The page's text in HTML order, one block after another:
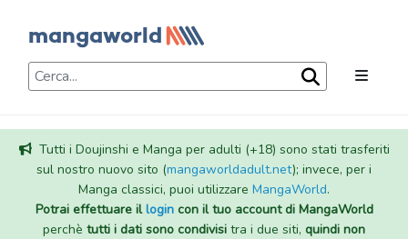
Tutti i Doujinshi e Manga per adulti (+18) sono stati trasferiti
sul nostro nuovo sito (mangaworldadult.net); invece, per i
Manga classici, puoi utilizzare MangaWorld.
Potrai effettuare illogincon il tuo account di MangaWorld
perchè tutti i dati sono condivisi tra i due siti, quindi non